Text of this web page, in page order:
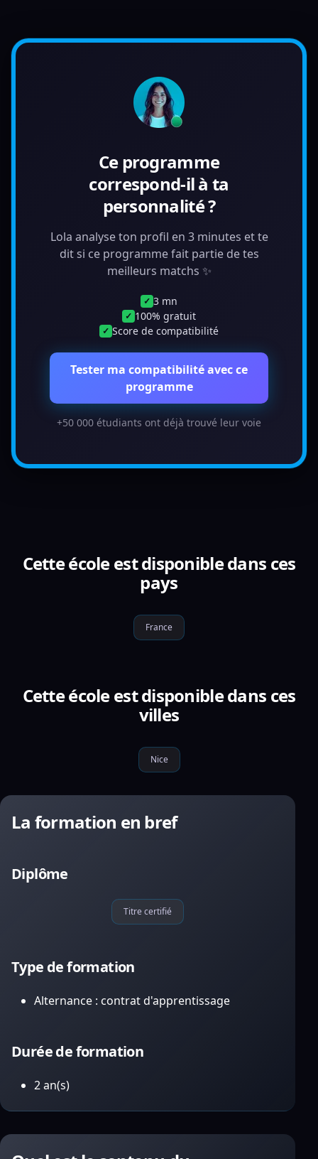
Ce programme
correspond-il à ta
personnalité ?
Lola analyse ton profil en 3 minutes et te
dit si ce programme fait partie de tes
meilleurs matchs ✨
✓ 3 mn
✓ 100% gratuit
✓ Score de compatibilité
Tester ma compatibilité avec ce
programme
+50 000 étudiants ont déjà trouvé leur voie
Cette école est disponible dans ces
pays
France
Cette école est disponible dans ces
villes
Nice
La formation en bref
Diplôme
Titre certifié
Type de formation
Alternance : contrat d'apprentissage
Durée de formation
2 an(s)